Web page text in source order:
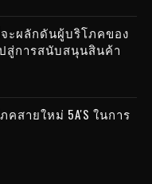
จะผลักดันผู้บริโภคของ
สู่การสนับสนุนสินค้า
คสายใหม่ 5A'S ในการ